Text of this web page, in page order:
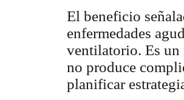
El beneficio
enfermedades
ventilatorio. Es un
no produce
planificar